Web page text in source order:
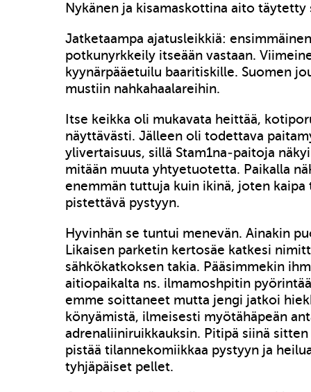
Nykänen ja kisamaskottina aito täytetty
Jatketaampa ajatusleikkiä:
potkunyrkkeily itseään vastaan.
kyynärpääetuilu baaritiskille. Suomen
mustiin nahkahaalareihin.
Itse keikka oli mukavata heittää,
näyttävästi. Jälleen oli todettava
ylivertaisuus, sillä Stam1na-paitoja
mitään muuta yhtyetuotetta. Paikalla
enemmän tuttuja kuin ikinä, joten kaipa
pistettävä pystyyn.
Hyvinhän se tuntui menevän. Ainakin
Likaisen parketin kertosäe katkesi
sähkökatkoksen takia. Pääsimmekin
aitiopaikalta ns. ilmamoshpitin
emme soittaneet mutta jengi jatkoi
könyämistä, ilmeisesti myötähäpeän
adrenaliiniruikkauksin. Pitipä siinä
pistää tilannekomiikkaa pystyyn ja
tyhjäpäiset pellet.